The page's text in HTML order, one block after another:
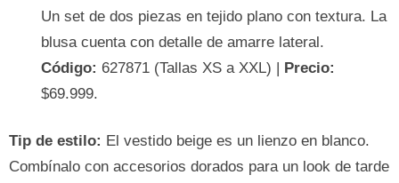
Un set de dos piezas en tejido plano con textura. La
blusa cuenta con detalle de amarre lateral.
Código: 627871 (Tallas XS a XXL) | Precio:
$69.999.
Tip de estilo: El vestido beige es un lienzo en blanco.
Combínalo con accesorios dorados para un look de tarde